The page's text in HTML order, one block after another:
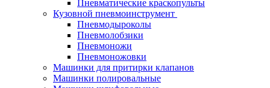
Пневматические краскопульты
Кузовной пневмоинструмент
Пневмодыроколы
Пневмолобзики
Пневмоножи
Пневмоножовки
Машинки для притирки клапанов
Машинки полировальные